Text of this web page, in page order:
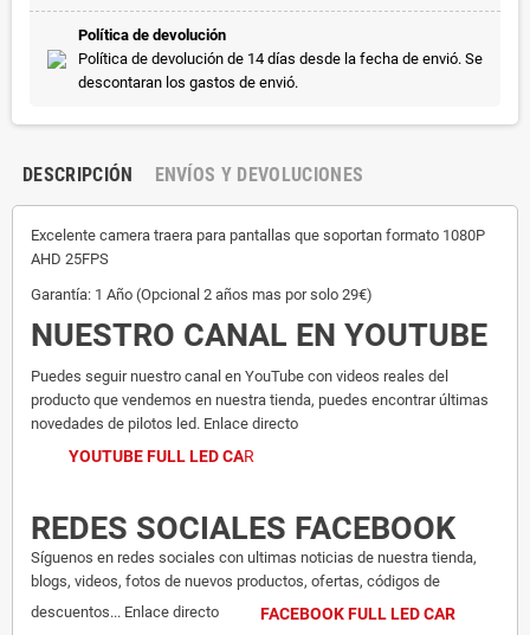
Política de devolución
Política de devolución de 14 días desde la fecha de envió. Se
descontaran los gastos de envió.
DESCRIPCIÓN ENVÍOS Y DEVOLUCIONES
Excelente camera traera para pantallas que soportan formato 1080P
AHD 25FPS
Garantía: 1 Año (Opcional 2 años mas por solo 29€)
NUESTRO CANAL EN YOUTUBE
Puedes seguir nuestro canal en YouTube con videos reales del
producto que vendemos en nuestra tienda, puedes encontrar últimas
novedades de pilotos led. Enlace directo
YOUTUBE FULL LED CAR
REDES SOCIALES FACEBOOK
Síguenos en redes sociales con ultimas noticias de nuestra tienda,
blogs, videos, fotos de nuevos productos, ofertas, códigos de
descuentos... Enlace directo
FACEBOOK FULL LED CAR